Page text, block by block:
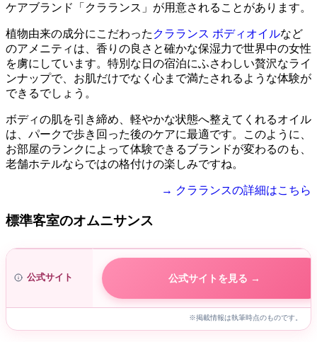
ケアブランド「クラランス」が用意されることがあります。
植物由来の成分にこだわった クラランス ボディオイルなど
のアメニティは、香りの良さと確かな保湿力で世界中の女性
を虜にしています。特別な日の宿泊にふさわしい贅沢なライ
ンナップで、お肌だけでなく心まで満たされるような体験が
できるでしょう。
ボディの肌を引き締め、軽やかな状態へ整えてくれるオイル
は、パークで歩き回った後のケアに最適です。このように、
お部屋のランクによって体験できるブランドが変わるのも、
老舗ホテルならではの格付けの楽しみですね。
→ クラランスの詳細はこちら
標準客室のオムニサンス
公式サイト 公式サイトを見る →
※掲載情報は執筆時点のものです。